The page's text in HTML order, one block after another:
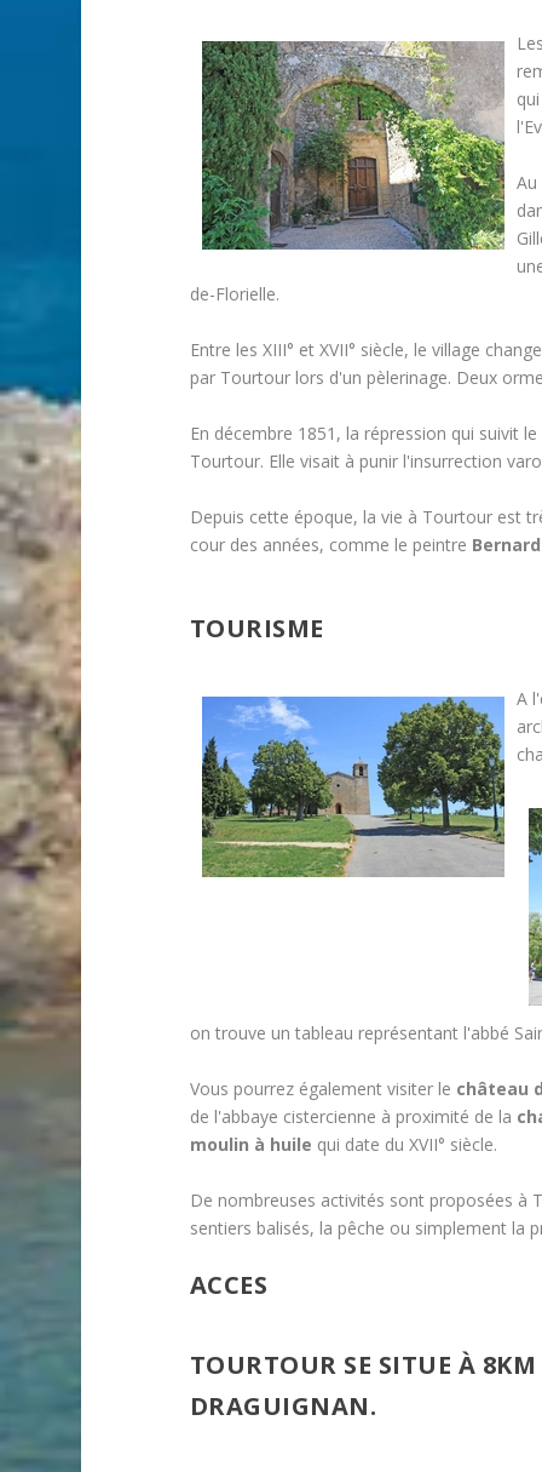
Au
de-Florielle.
Entre les XIII° et XVII° siècle, le village
par Tourtour lors d'un pèlerinage. Deux
En décembre 1851, la répression qui suivit
Tourtour. Elle visait à punir l'insurrection
Depuis cette époque, la vie à Tourtour est
cour des années, comme le peintre
TOURISME
A
on trouve un tableau représentant l'abbé
Vous pourrez également visiter le château
de l'abbaye cistercienne à proximité de la
moulin à huile qui date du XVII° siècle.
De nombreuses activités sont proposées à
sentiers balisés, la pêche ou simplement la
ACCES
TOURTOUR SE SITUE À
DRAGUIGNAN.